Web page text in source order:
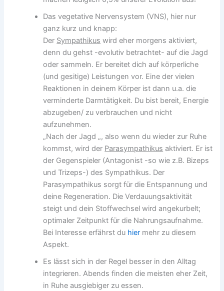
Das vegetative Nervensystem (VNS), hier nur
ganz kurz und knapp:
Der Sympathikus wird eher morgens aktiviert,
denn du gehst -evolutiv betrachtet- auf die Jagd
oder sammeln. Er bereitet dich auf körperliche
(und gesitige) Leistungen vor. Eine der vielen
Reaktionen in deinem Körper ist dann u.a. die
verminderte Darmtätigkeit. Du bist bereit, Energie
abzugeben/ zu verbrauchen und nicht
aufzunehmen.
„Nach der Jagd „, also wenn du wieder zur Ruhe
kommst, wird der Parasympathikus aktiviert. Er ist
der Gegenspieler (Antagonist -so wie z.B. Bizeps
und Trizeps-) des Sympathikus. Der
Parasympathikus sorgt für die Entspannung und
deine Regeneration. Die Verdauungsaktivität
steigt und dein Stoffwechsel wird angekurbelt;
optimaler Zeitpunkt für die Nahrungsaufnahme.
Bei Interesse erfährst du hier mehr zu diesem
Aspekt.
Es lässt sich in der Regel besser in den Alltag
integrieren. Abends finden die meisten eher Zeit,
in Ruhe ausgiebiger zu essen.